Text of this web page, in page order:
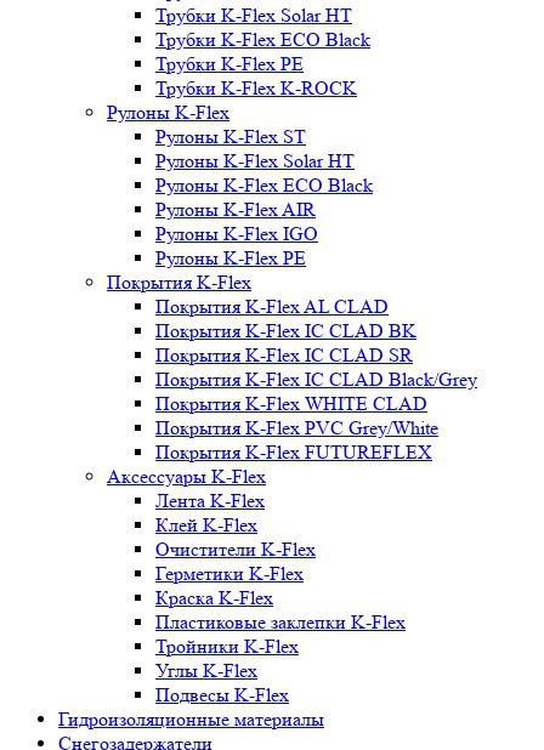
Трубки K-Flex Solar HT
Трубки K-Flex ECO Black
Трубки K-Flex PE
Трубки K-Flex K-ROCK
Рулоны K-Flex
Рулоны K-Flex ST
Рулоны K-Flex Solar HT
Рулоны K-Flex ECO Black
Рулоны K-Flex AIR
Рулоны K-Flex IGO
Рулоны K-Flex PE
Покрытия K-Flex
Покрытия K-Flex AL CLAD
Покрытия K-Flex IC CLAD BK
Покрытия K-Flex IC CLAD SR
Покрытия K-Flex IC CLAD Black/Grey
Покрытия K-Flex WHITE CLAD
Покрытия K-Flex PVC Grey/White
Покрытия K-Flex FUTUREFLEX
Аксессуары K-Flex
Лента K-Flex
Клей K-Flex
Очистители K-Flex
Герметики K-Flex
Краска K-Flex
Пластиковые заклепки K-Flex
Тройники K-Flex
Углы K-Flex
Подвесы K-Flex
Гидроизоляционные материалы
Снегозадержатели